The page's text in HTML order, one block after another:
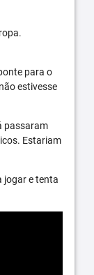
para o
estivesse
passaram
Estariam
jogar e tenta